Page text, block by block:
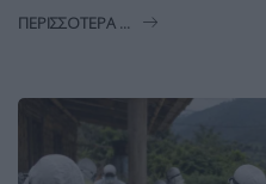
ΠΕΡΙΣΣΌΤΕΡΑ ...